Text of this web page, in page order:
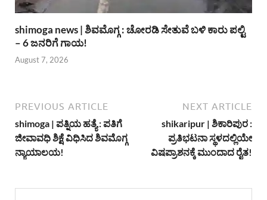
shimoga news | ಶಿವಮೊಗ್ಗ : ಚೋರಡಿ ಸೇತುವೆ ಬಳಿ ಕಾರು ಪಲ್ಟಿ
– 6 ಜನರಿಗೆ ಗಾಯ!
August 7, 2026
PREVIOUS ARTICLE
shimoga | ಪತ್ನಿಯ ಹತ್ಯೆ : ಪತಿಗೆ
ಜೀವಾವಧಿ ಶಿಕ್ಷೆ ವಿಧಿಸಿದ ಶಿವಮೊಗ್ಗ
ನ್ಯಾಯಾಲಯ!
NEXT ARTICLE
shikaripur | ಶಿಕಾರಿಪುರ :
ಪ್ರತಿಭಟನಾ ಸ್ಥಳದಲ್ಲಿಯೇ
ವಿಷಪ್ರಾಶನಕ್ಕೆ ಮುಂದಾದ ರೈತ!